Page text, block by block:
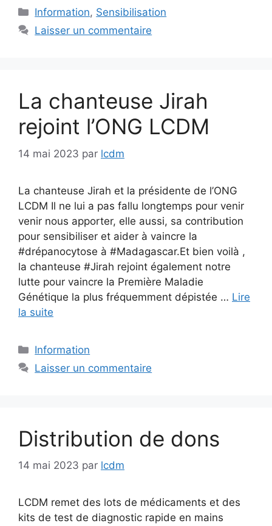
Catégories
Information, Sensibilisation
Laisser un commentaire
La chanteuse Jirah
rejoint l’ONG LCDM
14 mai 2023 par lcdm
La chanteuse Jirah et la présidente de l’ONG
LCDM Il ne lui a pas fallu longtemps pour venir
venir nous apporter, elle aussi, sa contribution
pour sensibiliser et aider à vaincre la
#drépanocytose à #Madagascar.Et bien voilà ,
la chanteuse #Jirah rejoint également notre
lutte pour vaincre la Première Maladie
Génétique la plus fréquemment dépistée … Lire
la suite
Catégories
Information
Laisser un commentaire
Distribution de dons
14 mai 2023 par lcdm
LCDM remet des lots de médicaments et des
kits de test de diagnostic rapide en mains